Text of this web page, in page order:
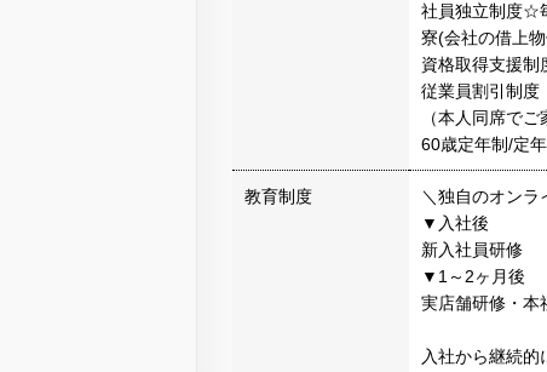
社員独立制度☆
寮(会社の借上
資格取得支援制
従業員割引制度
（本人同席でご
60歳定年制/定
教育制度
＼独自のオンラ
▼入社後
新入社員研修
▼1～2ヶ月後
実店舗研修・本
入社から継続的